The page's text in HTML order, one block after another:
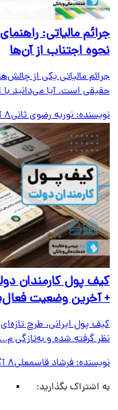
مالیاتی: راهنمای
اجتناب از آن‌ها
مالیاتی یکی از
است. آیا می‌دانید با ا...
نوریه رضوی ثانی8 آگوست 2026
پول کارمندان
وضعیت
پول ایرانی، طرح تازه‌ای
گرفته شده و به‌تازگی م...
فرشاد قاسمعلی8 آگوست 2026
اشتراک بگذارید: